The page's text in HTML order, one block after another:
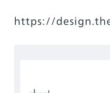
https://